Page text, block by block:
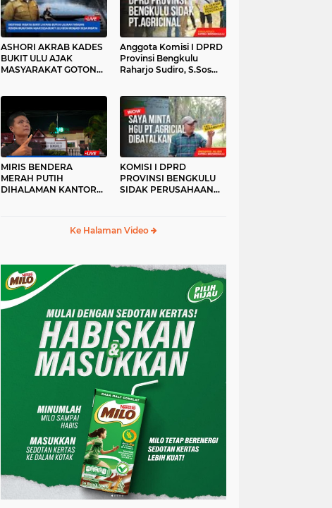
ASHORI AKRAB KADES
BUKIT ULU AJAK
MASYARAKAT GOTONG
Anggota Komisi I DPRD
Provinsi Bengkulu
Raharjo Sudiro, S.Sos
MIRIS BENDERA
MERAH PUTIH
DIHALAMAN KANTOR
KOMISI I DPRD
PROVINSI BENGKULU
SIDAK PERUSAHAAN
Ke Halaman Video